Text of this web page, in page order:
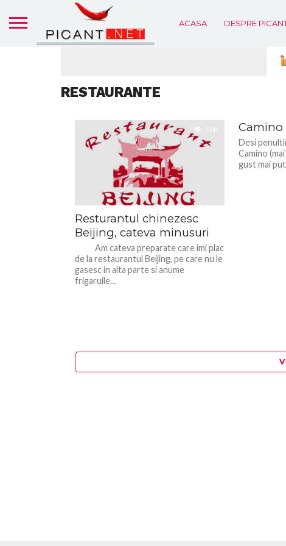
ACASA DESPRE
RESTAURANTE
Recomandare
Haus
3.8K
Resturantul chinezesc
Beijing, cateva minusuri
Am cateva preparate care imi plac
de la restaurantul Beijing, pe care nu le
gasesc in alta parte si anume
frigaruile...
Camino
Desi
Camino
gust mai